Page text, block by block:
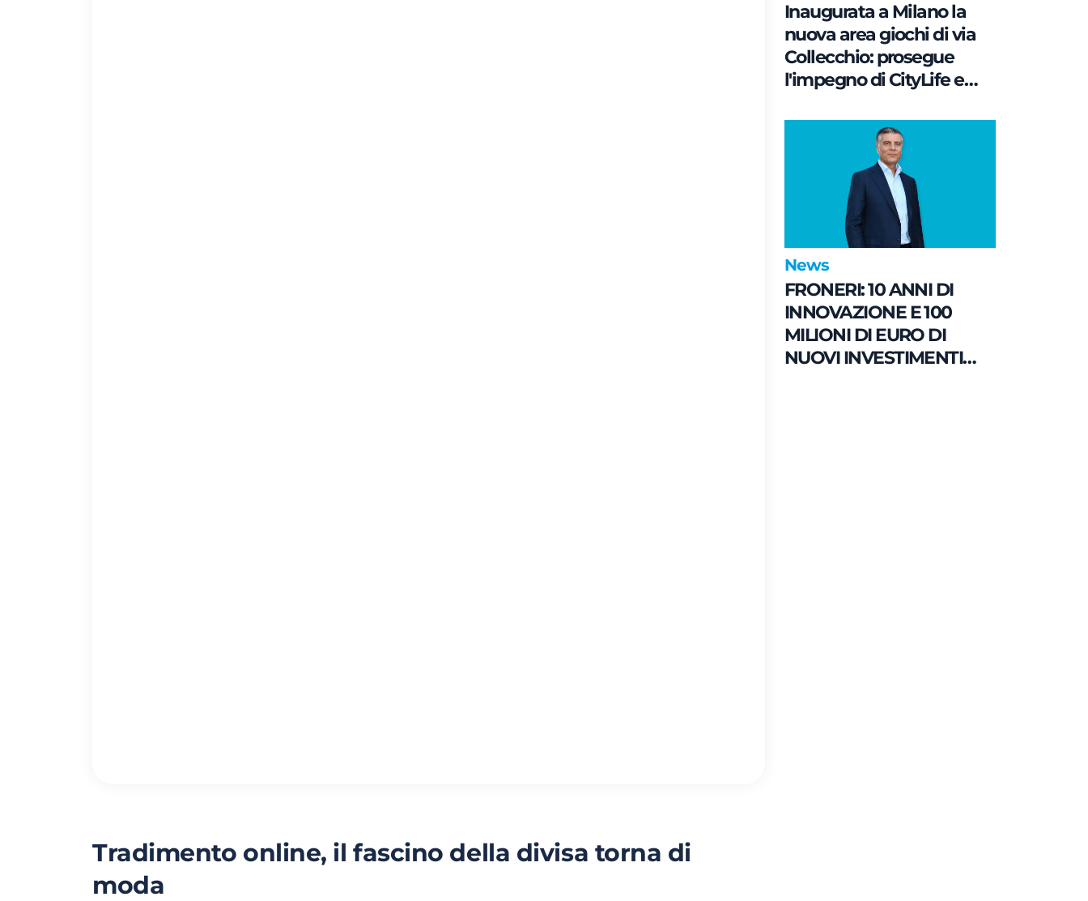
Tradimento online, il fascino della divisa torna di
moda
Inaugurata a Milano la
nuova area giochi di via
Collecchio: prosegue
l'impegno di CityLife e
spazi pubblici del
Municipio 8
News
FRONERI: 10 ANNI DI
INNOVAZIONE E 100
MILIONI DI EURO DI
NUOVI INVESTIMENTI